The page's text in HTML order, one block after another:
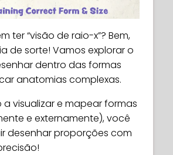
ter “visão de raio-x”? Bem,
de sorte! Vamos explorar o
dentro das formas
anatomias complexas.
visualizar e mapear formas
e externamente), você
desenhar proporções com